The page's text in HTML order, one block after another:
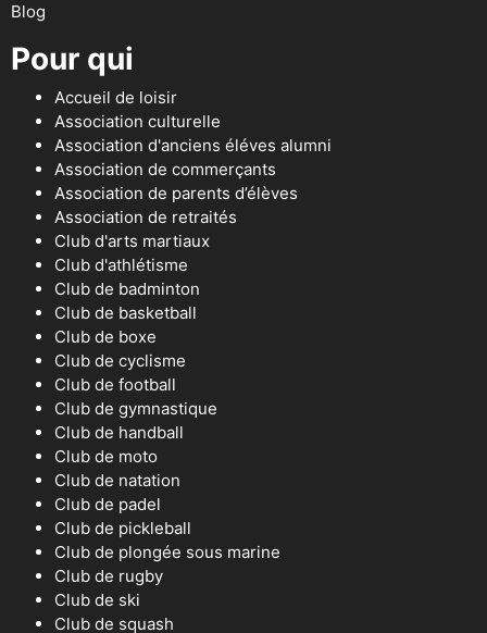
Blog
Pour qui
Accueil de loisir
Association culturelle
Association d'anciens éléves alumni
Association de commerçants
Association de parents d’élèves
Association de retraités
Club d'arts martiaux
Club d'athlétisme
Club de badminton
Club de basketball
Club de boxe
Club de cyclisme
Club de football
Club de gymnastique
Club de handball
Club de moto
Club de natation
Club de padel
Club de pickleball
Club de plongée sous marine
Club de rugby
Club de ski
Club de squash